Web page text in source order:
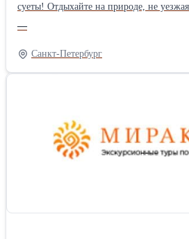
суеты! Отдыхайте на природе, не уезжая далеко
семейный уикенд на нашей
— всего в 10 км от КАД, в черте Петербурга. Что
-Уютные частные дома с панорамным
террасой и дизайнерским интерьером.
-Круглогодичный открытый бассейн с
воды и лаунж-зоной — включён в
купелями — доступна по записи почасово
до 3 лет бесплатно, для остальных
оздоровления Дом оснащён всем для комфорта без хлопот: ▪️
—
Санкт-Петербург